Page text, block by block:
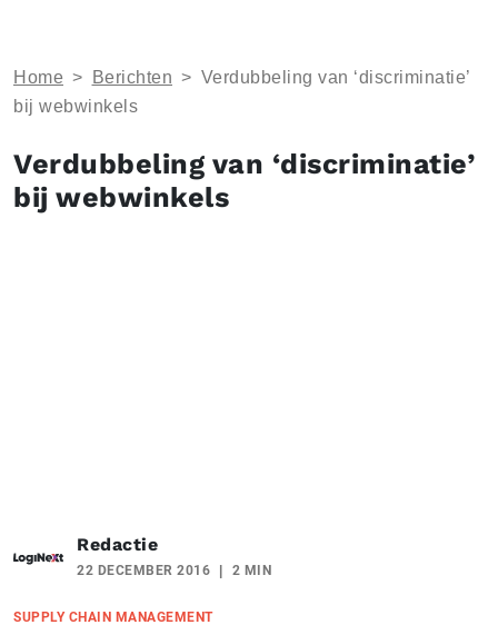
Home > Berichten > Verdubbeling van ‘discriminatie’
bij webwinkels
Verdubbeling van ‘discriminatie’
bij webwinkels
Redactie
22 DECEMBER 2016 2 MIN
SUPPLY CHAIN MANAGEMENT